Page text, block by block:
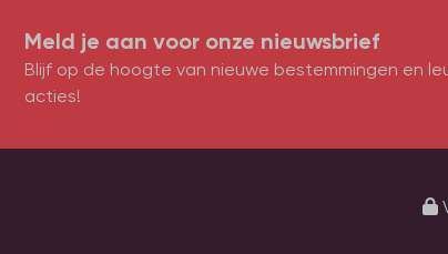
Meld je aan voor onze nieuwsbrief
Blijf op de hoogte van nieuwe bestemmingen en
acties!